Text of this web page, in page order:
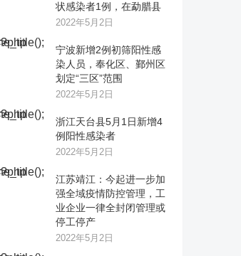
状感染者1例，在勐腊县
2022年5月2日
宁波新增2例初筛阳性感
染人员，奉化区、鄞州区
划定“三区”范围
2022年5月2日
浙江天台县5月1日新增4
例阳性感染者
2022年5月2日
江苏靖江：今起进一步加
强全域疫情防控管理，工
业企业一律全封闭管理或
停工停产
2022年5月2日